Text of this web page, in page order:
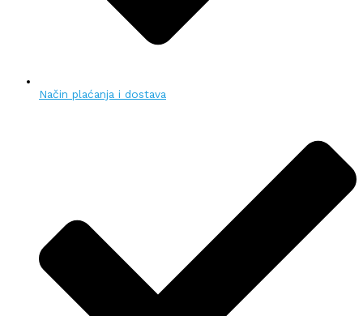
Način plaćanja i dostava